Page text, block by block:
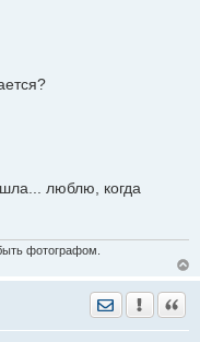
люблю, когда
фотографом.
Отправить